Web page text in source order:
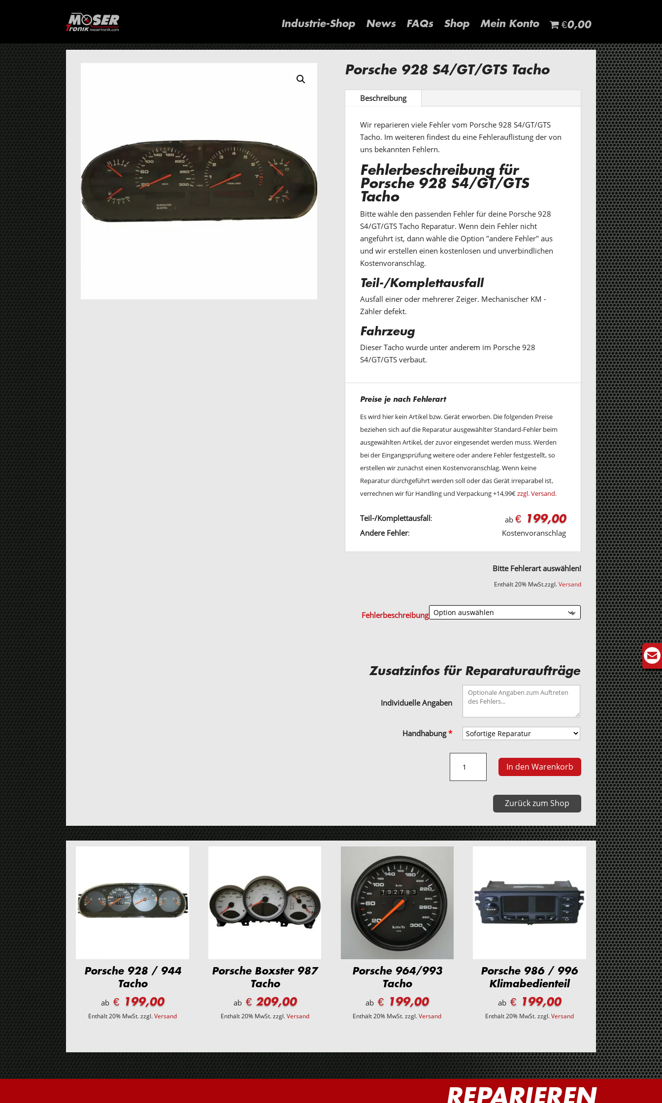
Industrie-Shop News FAQs Shop Mein Konto €0,00
Porsche 928 S4/GT/GTS Tacho
Beschreibung
Wir reparieren viele Fehler vom Porsche 928 S4/GT/GTS
Tacho. Im weiteren findest du eine Fehlerauflistung der von
uns bekannten Fehlern.
Fehlerbeschreibung für
Porsche 928 S4/GT/GTS
Tacho
Bitte wähle den passenden Fehler für deine Porsche 928
S4/GT/GTS Tacho Reparatur. Wenn dein Fehler nicht
angeführt ist, dann wähle die Option "andere Fehler" aus
und wir erstellen einen kostenlosen und unverbindlichen
Kostenvoranschlag.
Teil-/Komplettausfall
Ausfall einer oder mehrerer Zeiger. Mechanischer KM -
Zähler defekt.
Fahrzeug
Dieser Tacho wurde unter anderem im Porsche 928
S4/GT/GTS verbaut.
Preise je nach Fehlerart
Es wird hier kein Artikel bzw. Gerät erworben. Die folgenden Preise
beziehen sich auf die Reparatur ausgewählter Standard-Fehler beim
ausgewählten Artikel, der zuvor eingesendet werden muss. Werden
bei der Eingangsprüfung weitere oder andere Fehler festgestellt, so
erstellen wir zunächst einen Kostenvoranschlag. Wenn keine
Reparatur dürchgeführt werden soll oder das Gerät irreparabel ist,
verrechnen wir für Handling und Verpackung +14,99€zzgl. Versand.
Teil-/Komplettausfall: ab € 199,00
Andere Fehler: Kostenvoranschlag
Bitte Fehlerart auswählen!
Enthält 20% MwSt.zzgl.Versand
Fehlerbeschreibung
Zusatzinfos für Reparaturaufträge
Individuelle Angaben
Handhabung*
S4/GT/GTS
In den Warenkorb
Zurück zum Shop
Porsche 928 / 944
Tacho
ab € 199,00
Enthält 20% MwSt.zzgl.Versand
Porsche Boxster 987
Tacho
ab€ 209,00
Enthält 20% MwSt.zzgl.Versand
Porsche 964/993
Tacho
ab € 199,00
Enthält 20% MwSt.zzgl.Versand
Porsche 986 / 996
Klimabedienteil
ab€ 199,00
Enthält 20% MwSt.zzgl.Versand
REPARIEREN